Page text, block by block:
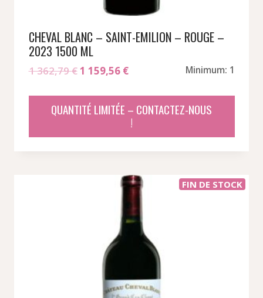
CHEVAL BLANC – SAINT-EMILION – ROUGE –
2023 1500 ML
1 362,79€Le
initial
était :
362,79 €.
1 159,56 €Le
est :
159,56 €.
Minimum: 1
QUANTITÉ LIMITÉE – CONTACTEZ-NOUS
!
FIN DE STOCK